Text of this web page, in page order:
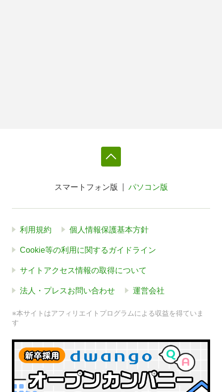
スマートフォン版 パソコン版
利用規約 個人情報保護基本方針
Cookie等の利用に関するガイドライン
サイトアクセス情報の取得について
法人・プレスお問い合わせ 運営会社
※本サイトはアフィリエイトプログラムによる収益を得ていま
す